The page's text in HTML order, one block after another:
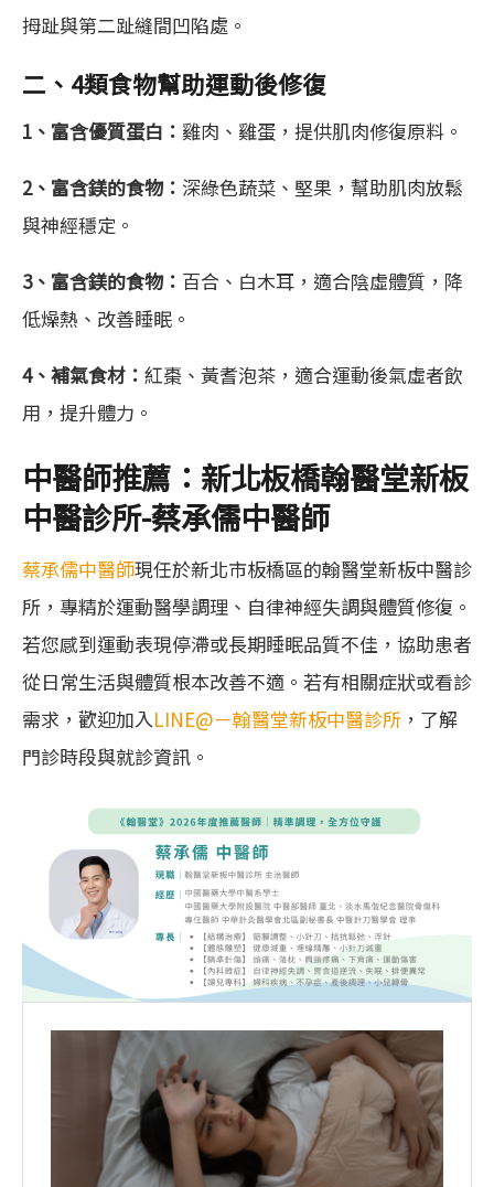
拇趾與第二趾縫間凹陷處。
二、4類食物幫助運動後修復
1、富含優質蛋白： 雞肉、雞蛋，提供肌肉修復原料。
2、富含鎂的食物： 深綠色蔬菜、堅果，幫助肌肉放鬆
與神經穩定。
3、富含鎂的食物： 百合、白木耳，適合陰虛體質，降
低燥熱、改善睡眠。
4、補氣食材： 紅棗、黃耆泡茶，適合運動後氣虛者飲
用，提升體力。
中醫師推薦：新北板橋翰醫堂新板
中醫診所-蔡承儒中醫師
蔡承儒中醫師現任於新北市板橋區的翰醫堂新板中醫診
所，專精於運動醫學調理、自律神經失調與體質修復。
若您感到運動表現停滯或長期睡眠品質不佳，協助患者
從日常生活與體質根本改善不適。若有相關症狀或看診
需求，歡迎加入LINE@－翰醫堂新板中醫診所 ，了解
門診時段與就診資訊。